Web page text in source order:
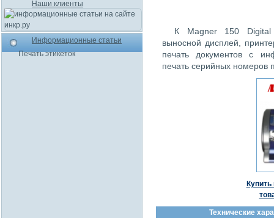
К Magner 150 Digital
выносной дисплей,
печать документов с
печать серийных номеров
Технические
Наши клиенты
Информационные статьи
Печать этикеток